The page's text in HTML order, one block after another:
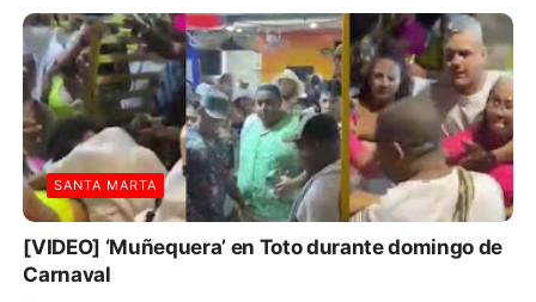
SANTA MARTA
[VIDEO] ‘Muñequera’ en Toto durante domingo de
Carnaval